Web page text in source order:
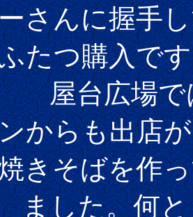
さんに握手
たつ購入で
では、石
からも出店
きそばを作
何とも妙